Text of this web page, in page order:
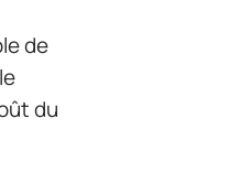
de
du